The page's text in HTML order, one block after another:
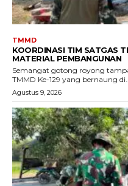
TMMD
KOORDINASI TIM SATGAS
MATERIAL PEMBANGUNAN
Semangat gotong royong
TMMD Ke-129 yang bernaung di...
Agustus 9, 2026